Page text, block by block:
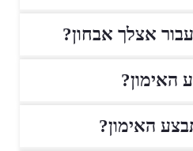
אצלך אבחון?
האימון?
האימון?